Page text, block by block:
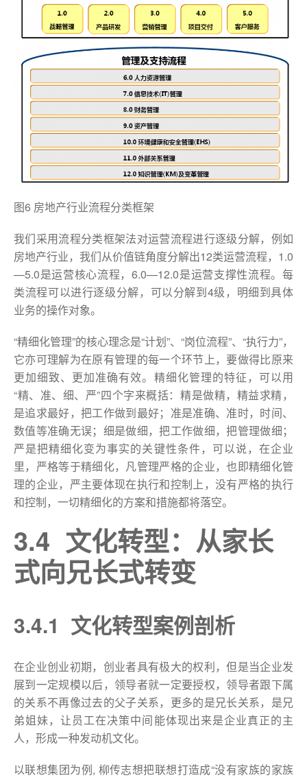
图6 房地产行业流程分类框架
我们采用流程分类框架法对运营流程进行逐级分解，例如
房地产行业，我们从价值链角度分解出12类运营流程，1.0
—5.0是运营核心流程，6.0—12.0是运营支撑性流程。每
类流程可以进行逐级分解，可以分解到4级，明细到具体
业务的操作对象。
“精细化管理”的核心理念是“计划”、“岗位流程”、“执行力”，
它亦可理解为在原有管理的每一个环节上，要做得比原来
更加细致、更加准确有效。精细化管理的特征，可以用
“精、准、细、严”四个字来概括：精是做精，精益求精，
是追求最好，把工作做到最好；准是准确、准时，时间、
数值等准确无误；细是做细，把工作做细，把管理做细；
严是把精细化变为事实的关键性条件，可以说，在企业
里，严格等于精细化，凡管理严格的企业，也即精细化管
理的企业，严主要体现在执行和控制上，没有严格的执行
和控制，一切精细化的方案和措施都将落空。
3.4 文化转型：从家长
式向兄长式转变
3.4.1 文化转型案例剖析
在企业创业初期，创业者具有极大的权利，但是当企业发
展到一定规模以后，领导者就一定要授权，领导者跟下属
的关系不再像过去的父子关系，更多的是兄长关系，是兄
弟姐妹，让员工在决策中间能体现出来是企业真正的主
人，形成一种发动机文化。
以联想集团为例, 柳传志想把联想打造成“没有家族的家族